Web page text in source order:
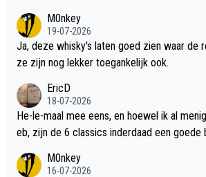
M0nkey
19-07-2026
Ja, deze whisky's laten goed zien waar de
ze zijn nog lekker toegankelijk ook.
EricD
18-07-2026
He-le-maal mee eens, en hoewel ik al
eb, zijn de 6 classics inderdaad een goede
M0nkey
16-07-2026